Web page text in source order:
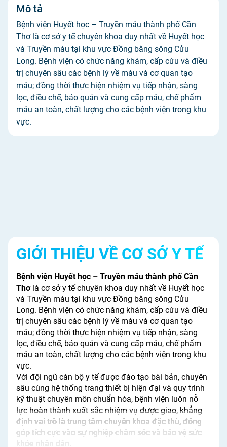
Mô tả
Bệnh viện Huyết học – Truyền máu thành phố Cần
Thơ là cơ sở y tế chuyên khoa duy nhất về Huyết học
và Truyền máu tại khu vực Đồng bằng sông Cửu
Long. Bệnh viện có chức năng khám, cấp cứu và điều
trị chuyên sâu các bệnh lý về máu và cơ quan tạo
máu; đồng thời thực hiện nhiệm vụ tiếp nhận, sàng
lọc, điều chế, bảo quản và cung cấp máu, chế phẩm
máu an toàn, chất lượng cho các bệnh viện trong khu
vực.
GIỚI THIỆU VỀ CƠ SỞ Y TẾ
Bệnh viện Huyết học – Truyền máu thành phố Cần
Thơlà cơ sở y tế chuyên khoa duy nhất về Huyết học
và Truyền máu tại khu vực Đồng bằng sông Cửu
Long. Bệnh viện có chức năng khám, cấp cứu và điều
trị chuyên sâu các bệnh lý về máu và cơ quan tạo
máu; đồng thời thực hiện nhiệm vụ tiếp nhận, sàng
lọc, điều chế, bảo quản và cung cấp máu, chế phẩm
máu an toàn, chất lượng cho các bệnh viện trong khu
vực.
Với đội ngũ cán bộ y tế được đào tạo bài bản, chuyên
sâu cùng hệ thống trang thiết bị hiện đại và quy trình
kỹ thuật chuyên môn chuẩn hóa, bệnh viện luôn nỗ
lực hoàn thành xuất sắc nhiệm vụ được giao, khẳng
định vai trò là trung tâm chuyên khoa đặc thù, đóng
góp tích cực vào sự nghiệp chăm sóc và bảo vệ sức